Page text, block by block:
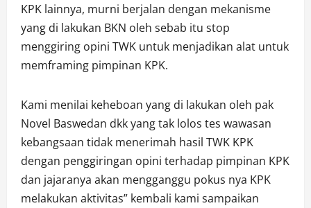
KPK lainnya, murni berjalan dengan mekanisme
yang di lakukan BKN oleh sebab itu stop
menggiring opini TWK untuk menjadikan alat untuk
memframing pimpinan KPK.
Kami menilai keheboan yang di lakukan oleh pak
Novel Baswedan dkk yang tak lolos tes wawasan
kebangsaan tidak menerimah hasil TWK KPK
dengan penggiringan opini terhadap pimpinan KPK
dan jajaranya akan mengganggu pokus nya KPK
melakukan aktivitas” kembali kami sampaikan